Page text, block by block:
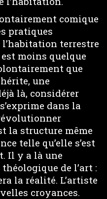
comique
pratiques
terrestre
moins quelque
que
une
là, considérer
dans la
la structure même
telle qu’elle s’est
Il y a là une
de l’art :
la réalité. L’artiste
croyances.